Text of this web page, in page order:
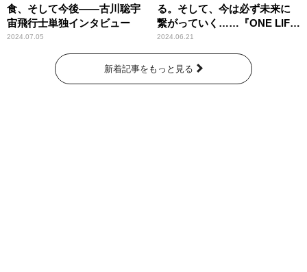
食、そして今後――古川聡宇
宙飛行士単独インタビュー
2024.07.05
る。そして、今は必ず未来に
繋がっていく……『ONE LIFE
奇跡が繋いだ6000の命』
2024.06.21
新着記事をもっと見る